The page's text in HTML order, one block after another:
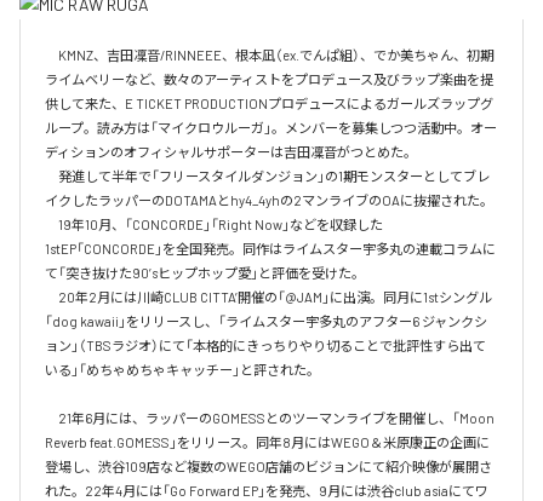
KMNZ、吉田凜音/RINNEEE、根本凪（ex.でんぱ組）、でか美ちゃん、初期
ライムベリーなど、数々のアーティストをプロデュース及びラップ楽曲を提
供して来た、E TICKET PRODUCTIONプロデュースによるガールズラップグ
ループ。読み方は「マイクロウルーガ」。メンバーを募集しつつ活動中。オー
ディションのオフィシャルサポーターは吉田凜音がつとめた。
発進して半年で「フリースタイルダンジョン」の1期モンスターとしてブレ
イクしたラッパーのDOTAMAとhy4_4yhの2マンライブのOAに抜擢された。
19年10月、「CONCORDE」「Right Now」などを収録した
1stEP「CONCORDE」を全国発売。同作はライムスター宇多丸の連載コラムに
て「突き抜けた90’sヒップホップ愛」と評価を受けた。
20年2月には川崎CLUB CITTA’開催の「@JAM」に出演。同月に1stシングル
「dog kawaii」をリリースし、「ライムスター宇多丸のアフター6 ジャンクシ
ョン」（TBSラジオ）にて「本格的にきっちりやり切ることで批評性すら出て
いる」「めちゃめちゃキャッチー」と評された。
21年6月には、ラッパーのGOMESSとのツーマンライブを開催し、「Moon
Reverb feat.GOMESS」をリリース。同年8月にはWEGO＆米原康正の企画に
登場し、渋谷109店など複数のWEGO店舗のビジョンにて紹介映像が展開さ
れた。22年4月には「Go Forward EP」を発売、9月には渋谷club asiaにてワ